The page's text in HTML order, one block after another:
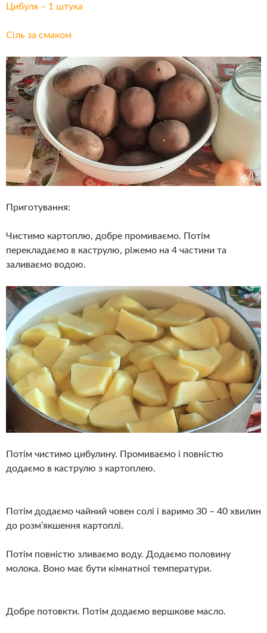
Цибуля – 1 штука
Сіль за смаком
Приготування:
Чистимо картоплю, добре промиваємо. Потім
перекладаємо в каструлю, ріжемо на 4 частини та
заливаємо водою.
Потім чистимо цибулину. Промиваємо і повністю
додаємо в каструлю з картоплею.
Потім додаємо чайний човен солі і варимо 30 – 40 хвилин
до розм’якшення картоплі.
Потім повністю зливаємо воду. Додаємо половину
молока. Воно має бути кімнатної температури.
Добре потовкти. Потім додаємо вершкове масло.